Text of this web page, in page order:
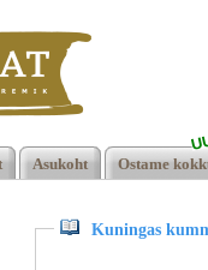
ee
Asukoht Ostame
Kuningas